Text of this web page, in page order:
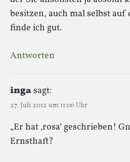
besitzen, auch mal selbst auf
finde ich gut.
Antworten
ingasagt:
27. Juli 2012 um 11:06 Uhr
„Er hat ‚rosa‘ geschrieben!
Ernsthaft?